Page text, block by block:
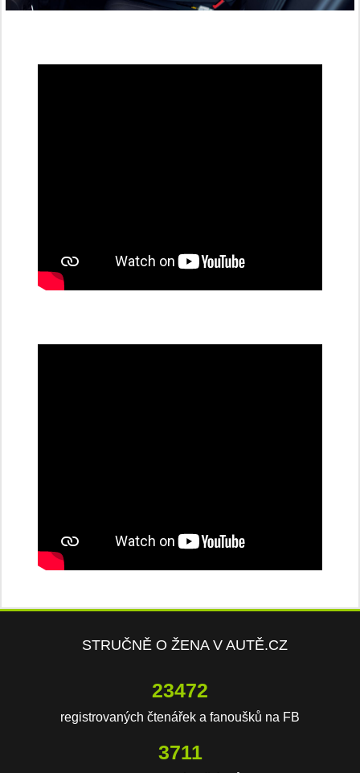
STRUČNĚ O ŽENA V AUTĚ.CZ
23472
registrovaných čtenářek a fanoušků na FB
3711